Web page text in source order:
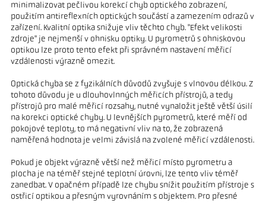
minimalizovat pečlivou korekcí chyb optického zobrazení,
použitím antireflexních optických součástí a zamezením odrazů v
zařízení. Kvalitní optika snižuje vliv těchto chyb. "Efekt velikosti
zdroje" je nejmenší v ohnisku optiky. U pyrometrů s ohniskovou
optikou lze proto tento efekt při správném nastavení měřicí
vzdálenosti výrazně omezit.
Optická chyba se z fyzikálních důvodů zvyšuje s vlnovou délkou. Z
tohoto důvodu je u dlouhovlnných měřicích přístrojů, a tedy
přístrojů pro malé měřicí rozsahy, nutné vynaložit ještě větší úsilí
na korekci optické chyby. U levnějších pyrometrů, které měří od
pokojové teploty, to má negativní vliv na to, že zobrazená
naměřená hodnota je velmi závislá na zvolené měřicí vzdálenosti.
Pokud je objekt výrazně větší než měřicí místo pyrometru a
plocha je na téměř stejné teplotní úrovni, lze tento vliv téměř
zanedbat. V opačném případě lze chybu snížit použitím přístroje s
ostřicí optikou a přesným vyrovnáním s objektem. Pro přesné